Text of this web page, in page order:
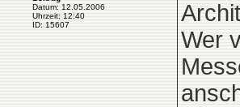
Datum: 12.05.2006
Uhrzeit: 12:40
ID: 15607
Wer